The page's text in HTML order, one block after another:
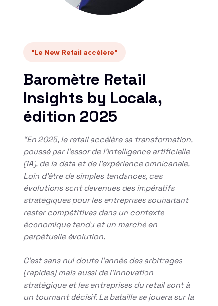
"Le New Retail accélère"
Baromètre Retail
Insights by Locala,
édition 2025
“En 2025, le retail accélère sa transformation,
poussé par l’essor de l’intelligence artificielle
(IA), de la data et de l’expérience omnicanale.
Loin d’être de simples tendances, ces
évolutions sont devenues des impératifs
stratégiques pour les entreprises souhaitant
rester compétitives dans un contexte
économique tendu et un marché en
perpétuelle évolution.
C’est sans nul doute l’année des arbitrages
(rapides) mais aussi de l’innovation
stratégique et les entreprises du retail sont à
un tournant décisif. La bataille se jouera sur la